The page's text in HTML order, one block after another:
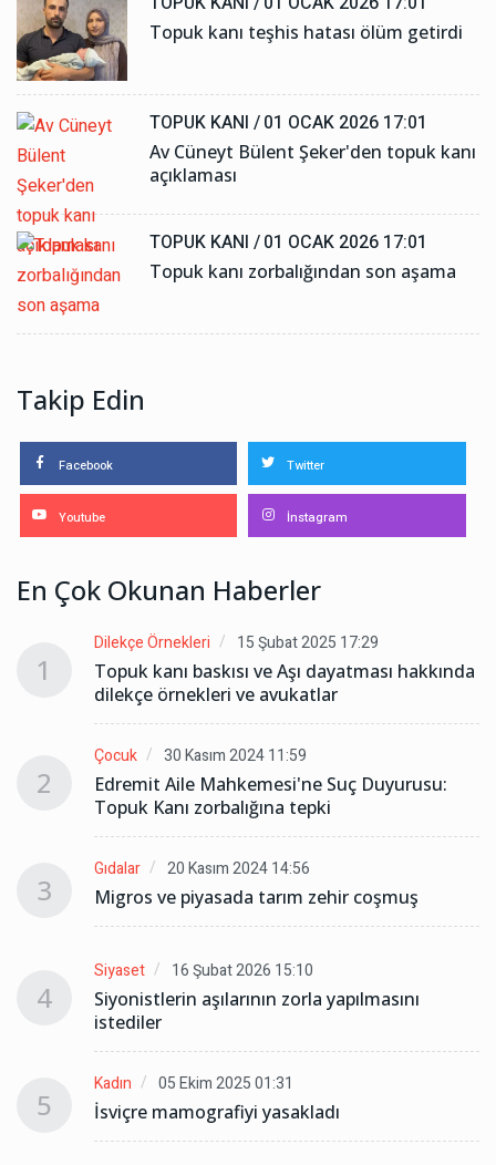
Topuk kanı teşhis hatası ölüm getirdi
TOPUK KANI /01 OCAK 2026 17:01
Av Cüneyt Bülent Şeker'den topuk kanı
açıklaması
TOPUK KANI /01 OCAK 2026 17:01
Topuk kanı zorbalığından son aşama
Takip Edin
Facebook Twitter
Youtube İnstagram
En Çok Okunan Haberler
1
Dilekçe Örnekleri 15 Şubat 2025 17:29
Topuk kanı baskısı ve Aşı dayatması hakkında
dilekçe örnekleri ve avukatlar
2
Çocuk 30 Kasım 2024 11:59
Edremit Aile Mahkemesi'ne Suç Duyurusu:
Topuk Kanı zorbalığına tepki
3
Gıdalar 20 Kasım 2024 14:56
Migros ve piyasada tarım zehir coşmuş
4
Siyaset 16 Şubat 2026 15:10
Siyonistlerin aşılarının zorla yapılmasını
istediler
5
Kadın 05 Ekim 2025 01:31
İsviçre mamografiyi yasakladı